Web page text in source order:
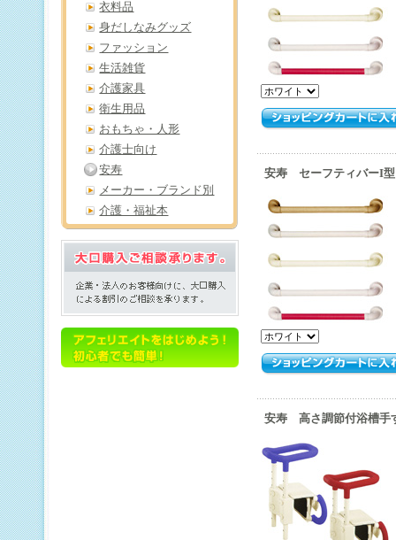
安寿 セーフティバーI
安寿 高さ調節付浴槽手
衣料品
身だしなみグッズ
ファッション
生活雑貨
介護家具
衛生用品
おもちゃ・人形
介護士向け
安寿
メーカー・ブランド別
介護・福祉本